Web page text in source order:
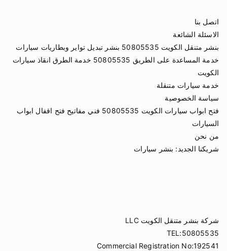
اتصل بنا
الاسئلة الشائعة
بنشر متنقل الكويت 50805535 بنشر تبديل تواير وبطاريات سيارات
خدمة المساعدة على الطريق 50805535 خدمة الطرق انقاذ سيارات
الكويت
خدمة سيارات متنقلة
سياسة الخصوصية
فتح ابواب سيارات الكويت 50805535 فني مفاتيح فتح اقفال ابواب
السيارات
من نحن
شريكنا الجديد: بنشر سيارات
شركة بنشر متنقل الكويت LLC
TEL:50805535
Commercial Registration No:192541